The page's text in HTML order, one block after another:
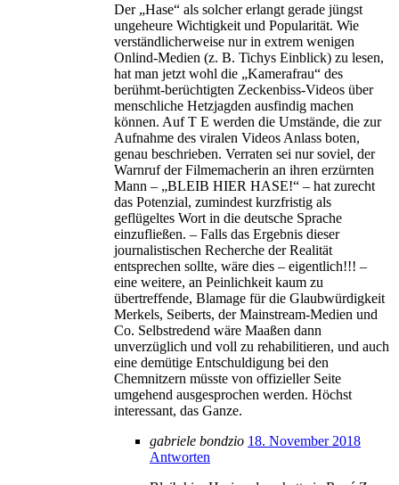
Der „Hase“ als solcher erlangt gerade jüngst
ungeheure Wichtigkeit und Popularität. Wie
verständlicherweise nur in extrem wenigen
Onlind-Medien (z. B. Tichys Einblick) zu lesen,
hat man jetzt wohl die „Kamerafrau“ des
berühmt-berüchtigten Zeckenbiss-Videos über
menschliche Hetzjagden ausfindig machen
können. Auf T E werden die Umstände, die zur
Aufnahme des viralen Videos Anlass boten,
genau beschrieben. Verraten sei nur soviel, der
Warnruf der Filmemacherin an ihren erzürnten
Mann – „BLEIB HIER HASE!“ – hat zurecht
das Potenzial, zumindest kurzfristig als
geflügeltes Wort in die deutsche Sprache
einzufließen. – Falls das Ergebnis dieser
journalistischen Recherche der Realität
entsprechen sollte, wäre dies – eigentlich!!! –
eine weitere, an Peinlichkeit kaum zu
übertreffende, Blamage für die Glaubwürdigkeit
Merkels, Seiberts, der Mainstream-Medien und
Co. Selbstredend wäre Maaßen dann
unverzüglich und voll zu rehabilitieren, und auch
eine demütige Entschuldigung bei den
Chemnitzern müsste von offizieller Seite
umgehend ausgesprochen werden. Höchst
interessant, das Ganze.
gabriele bondzio 18. November 2018
Antworten